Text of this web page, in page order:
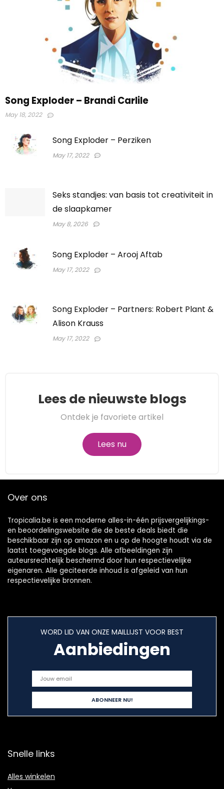
Song Exploder – Brandi Carlile
May 18, 2022
Song Exploder – Perziken
May 17, 2022
Seks standjes: van basis tot creativiteit in
de slaapkamer
May 8, 2026
Song Exploder – Arooj Aftab
May 17, 2022
Song Exploder – Partners: Robert Plant &
Alison Krauss
May 17, 2022
Lees de nieuwste blogs
Ontdek je favoriete artikel
Lees nu
Over ons
Tropicalia.be is een moderne alles-in-één prijsvergelijkings-
en beoordelingswebsite die de beste deals biedt die
beschikbaar zijn op amazon en u op de hoogte houdt via de
laatst toegevoegde blogs. Alle afbeeldingen zijn
auteursrechtelijk beschermd door hun respectievelijke
eigenaren. Alle geciteerde inhoud is afgeleid van hun
respectievelijke bronnen.
WORD LID VAN ONZE MAILLIJST VOOR BEST
Aanbiedingen
Snelle links
Alles winkelen